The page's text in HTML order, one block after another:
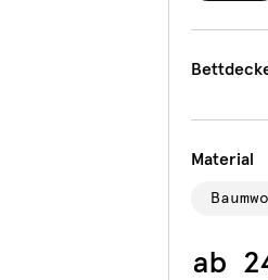
Material
ab